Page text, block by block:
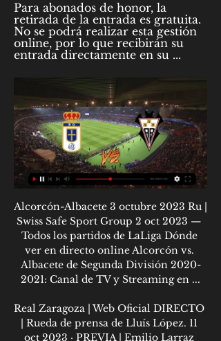
Para abonados de honor, la
retirada de la entrada es gratuita.
No se podrá realizar esta gestión
online, por lo que recibirán su
entrada directamente en su ...
Alcorcón-Albacete 3 octubre 2023 Ru |
Swiss Safe Sport Group 2 oct 2023 —
Todos los partidos de LaLiga Dónde
ver en directo online Alcorcón vs.
Albacete de Segunda División 2020-
2021: Canal de TV y Streaming en ...
Real Zaragoza | Web Oficial DIRECTO
| Rueda de prensa de Lluís López. 11
oct 2023 · PREVIA | Emilio Larraz